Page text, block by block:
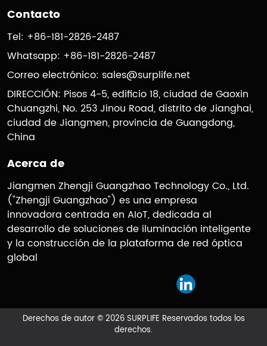
Contacto
Tel: +86-181-2826-2487
Whatsapp: +86-181-2826-2487
Correo electrónico: sales@surplife.net
DIRECCIÓN: Pisos 4-5, edificio 18, ciudad de Gaoxin
Chuangzhi, No. 253 Jinou Road, distrito de Jianghai,
ciudad de Jiangmen, provincia de Guangdong,
China
Acerca de
Jiangmen Zhengji Guangzhao Technology Co., Ltd.
("Zhengji Guangzhao") es una empresa
innovadora centrada en AIoT, dedicada al
desarrollo de soluciones de iluminación inteligente
y la construcción de la plataforma de red óptica
global
Derechos de autor © 2026 SURPLIFE Reservados todos los
derechos.